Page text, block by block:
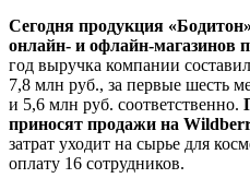
Сегодня продукция
онлайн- и офлайн-магазинов
год выручка компании
7,8 млн руб., за первые шесть
и 5,6 млн руб. соответственно.
приносят продажи на
затрат уходит на сырье для
оплату 16 сотрудников.